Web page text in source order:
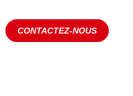
CONTACTEZ-NOUS